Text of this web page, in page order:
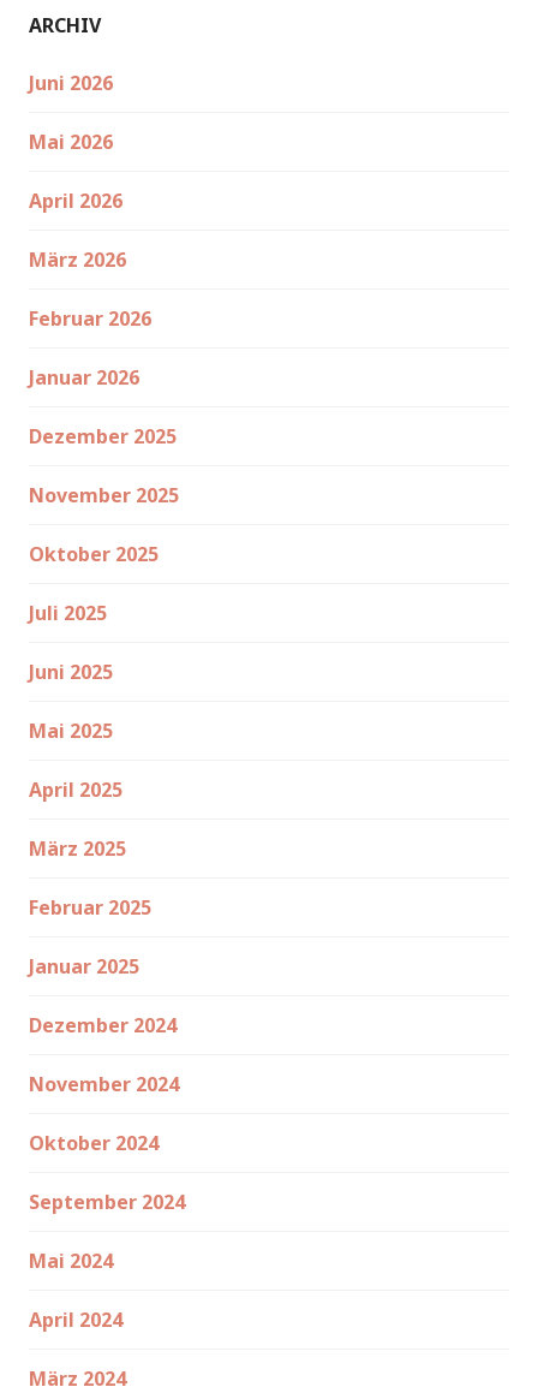
ARCHIV
Juni 2026
Mai 2026
April 2026
März 2026
Februar 2026
Januar 2026
Dezember 2025
November 2025
Oktober 2025
Juli 2025
Juni 2025
Mai 2025
April 2025
März 2025
Februar 2025
Januar 2025
Dezember 2024
November 2024
Oktober 2024
September 2024
Mai 2024
April 2024
März 2024